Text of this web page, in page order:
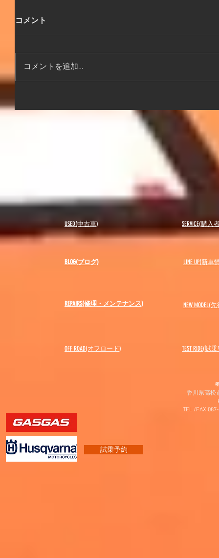
コメント
コメントを追加…
USED(中古車) SERVICE(購
BLOG(ブログ) LINE UP(新車
REPAIRS(修理・メンテナンス) NEW MODEL(先
OFF ROAD(オフロード) ​TEST RIDE(試
試乗予約
香川県高松
TEL /FAX